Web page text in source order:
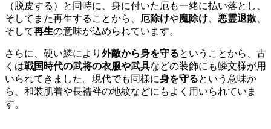
（脱皮する）と同時に、身に付いた厄も一緒に払い落とし、
そしてまた再生することから、 厄除けや魔除け、 悪霊退散、
そして再生の意味が込められています。
さらに、硬い鱗により 外敵から身を守るということから、古
くは戦国時代の武将の衣服や武具などの装飾にも鱗文様が用
いられてきました。現代でも同様に身を守るという意味か
ら、和装肌着や長襦袢の地紋などにもよく用いられていま
す。